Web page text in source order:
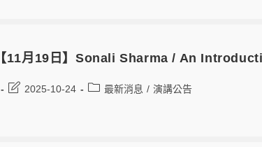
【11月19日】Sonali Sharma / An
2025-10-24 最新消息 / 演講公告